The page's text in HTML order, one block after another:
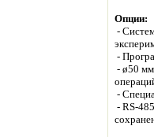
Опции:
-
-
- ø50 мм
-
- RS-